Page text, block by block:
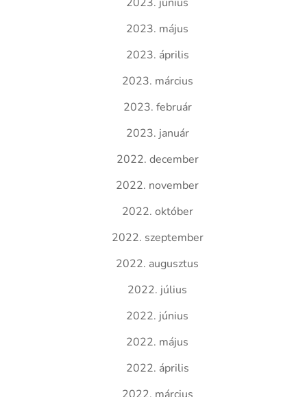
2023. május
2023. április
2023. március
2023. február
2023. január
2022. december
2022. november
2022. október
2022. szeptember
2022. augusztus
2022. július
2022. június
2022. május
2022. április